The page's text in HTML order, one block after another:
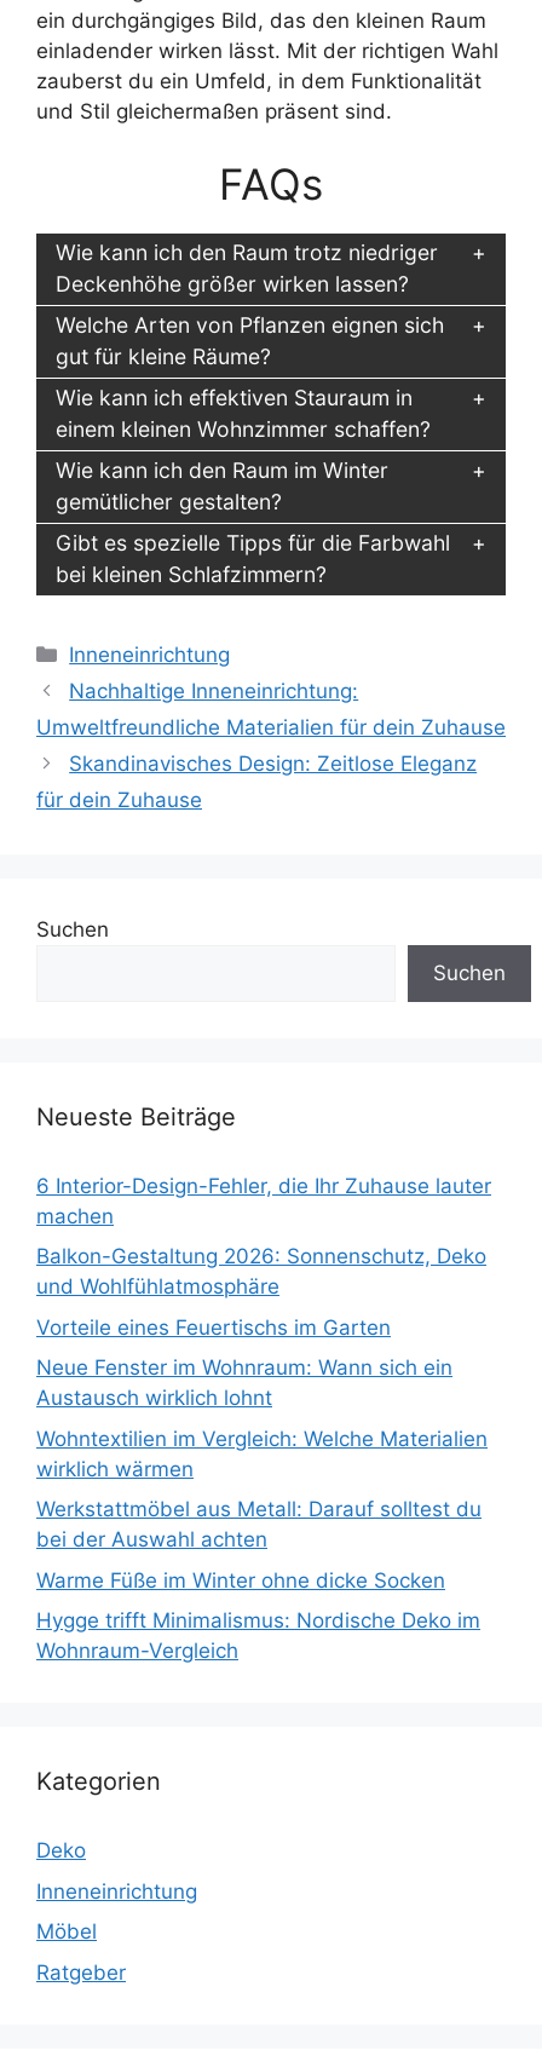
ein durchgängiges Bild, das den kleinen Raum
einladender wirken lässt. Mit der richtigen Wahl
zauberst du ein Umfeld, in dem Funktionalität
und Stil gleichermaßen präsent sind.
FAQs
Wie kann ich den Raum trotz niedriger
Deckenhöhe größer wirken lassen?
Welche Arten von Pflanzen eignen sich
gut für kleine Räume?
Wie kann ich effektiven Stauraum in
einem kleinen Wohnzimmer schaffen?
Wie kann ich den Raum im Winter
gemütlicher gestalten?
Gibt es spezielle Tipps für die Farbwahl
bei kleinen Schlafzimmern?
Kategorien
Inneneinrichtung
Nachhaltige Inneneinrichtung:
Umweltfreundliche Materialien für dein Zuhause
Skandinavisches Design: Zeitlose Eleganz
für dein Zuhause
Suchen
Suchen
Neueste Beiträge
6 Interior-Design-Fehler, die Ihr Zuhause lauter
machen
Balkon-Gestaltung 2026: Sonnenschutz, Deko
und Wohlfühlatmosphäre
Vorteile eines Feuertischs im Garten
Neue Fenster im Wohnraum: Wann sich ein
Austausch wirklich lohnt
Wohntextilien im Vergleich: Welche Materialien
wirklich wärmen
Werkstattmöbel aus Metall: Darauf solltest du
bei der Auswahl achten
Warme Füße im Winter ohne dicke Socken
Hygge trifft Minimalismus: Nordische Deko im
Wohnraum-Vergleich
Kategorien
Deko
Inneneinrichtung
Möbel
Ratgeber